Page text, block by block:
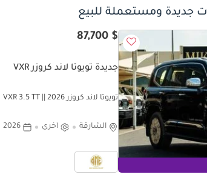
$ 87,700
جديدة تويوتا لاند كروزر VXR
تويوتا لاند كروزر VXR 3.5 TT || 2026
الشارقة أخرى 2026